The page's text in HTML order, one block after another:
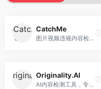
CatchMe
图片视频违规内容检测平台，专注于视觉内容安全。面向内容平台，提供图片审核、视频审核、直播监控等服务，视觉检测专业。
Originality.AI
AI内容检测工具，专注于内容原创性验证。面向内容创作者和出版商，提供AI检测、抄袭检测、批量分析等服务，检测精度高。